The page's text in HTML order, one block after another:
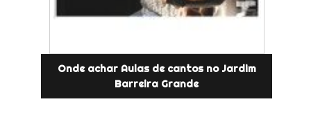
Onde achar Aulas de cantos no Jardim
Barreira Grande